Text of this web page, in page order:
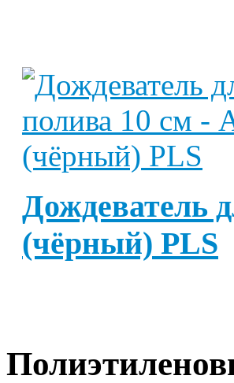
Дождеватель
(чёрный) PLS